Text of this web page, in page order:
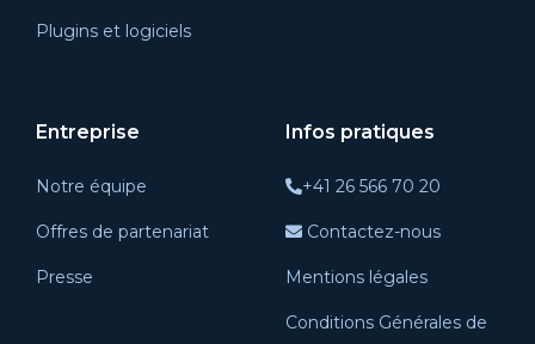
Plugins et logiciels
Entreprise
Notre équipe
Offres de partenariat
Presse
Infos pratiques
+41 26 566 70 20
Contactez-nous
Mentions légales
Conditions Générales de